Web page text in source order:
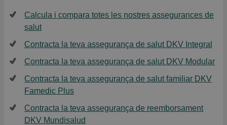
Calcula i compara totes les nostres assegurances de
salut
Contracta la teva assegurança de salut DKV Integral
Contracta la teva assegurança de salut DKV Modular
Contracta la teva assegurança de salut familiar DKV
Famedic Plus
Contracta la teva assegurança de reemborsament
DKV Mundisalud